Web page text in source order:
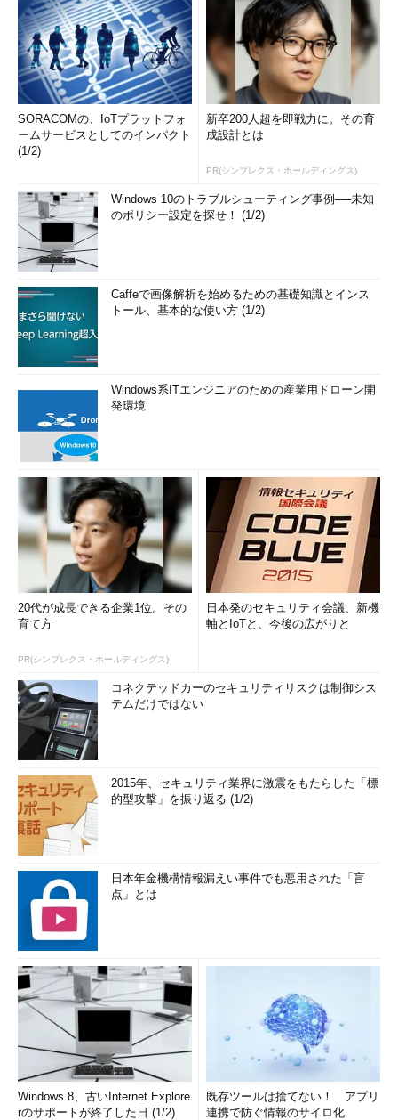
SORACOMの、IoTプラットフォ
ームサービスとしてのインパクト
(1/2)
新卒200人超を即戦力に。その育
成設計とは
PR(シンプレクス・ホールディングス)
Windows 10のトラブルシューティング事例──未知
のポリシー設定を探せ！ (1/2)
Caffeで画像解析を始めるための基礎知識とインス
トール、基本的な使い方 (1/2)
Windows系ITエンジニアのための産業用ドローン開
発環境
20代が成長できる企業1位。その
育て方
PR(シンプレクス・ホールディングス)
日本発のセキュリティ会議、新機
軸とIoTと、今後の広がりと
コネクテッドカーのセキュリティリスクは制御シス
テムだけではない
2015年、セキュリティ業界に激震をもたらした「標
的型攻撃」を振り返る (1/2)
日本年金機構情報漏えい事件でも悪用された「盲
点」とは
Windows 8、古いInternet Explore
rのサポートが終了した日 (1/2)
既存ツールは捨てない！ アプリ
連携で防ぐ情報のサイロ化